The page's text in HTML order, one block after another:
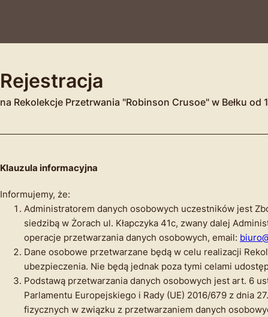
Rejestracja
na Rekolekcje Przetrwania "Robinson Crusoe" w Bełku od
Klauzula informacyjna
Informujemy, że:
Administratorem danych osobowych uczestników jest
siedzibą w Żorach ul. Kłapczyka 41c, zwany dalej
operacje przetwarzania danych osobowych, email:
Dane osobowe przetwarzane będą w celu realizacji
ubezpieczenia. Nie będą jednak poza tymi celami
Podstawą przetwarzania danych osobowych jest art. 6
Parlamentu Europejskiego i Rady (UE) 2016/679 z dnia
fizycznych w związku z przetwarzaniem danych